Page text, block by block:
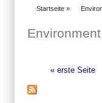
Startseite »
Seiten
« erste Seite